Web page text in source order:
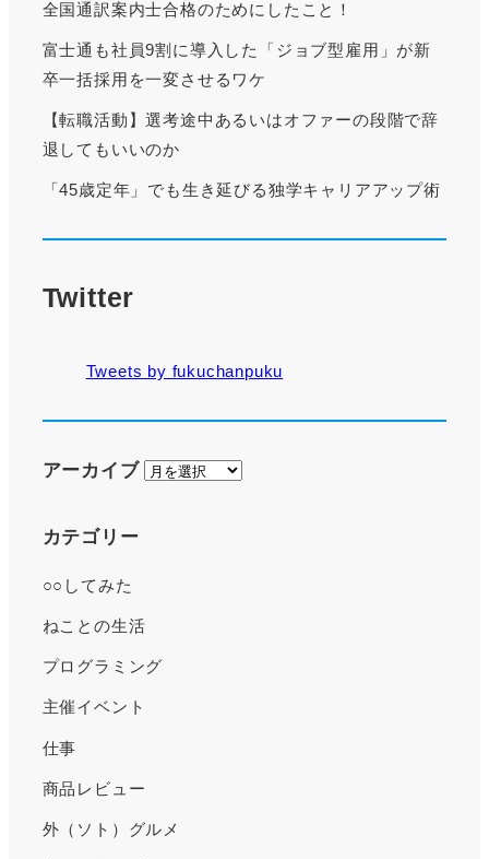
全国通訳案内士合格のためにしたこと！
富士通も社員9割に導入した「ジョブ型雇用」が新
卒一括採用を一変させるワケ
【転職活動】選考途中あるいはオファーの段階で辞
退してもいいのか
「45歳定年」でも生き延びる独学キャリアアップ術
Twitter
Tweets by fukuchanpuku
アーカイブ
ア
カテゴリー
○○してみた
ねことの生活
プログラミング
主催イベント
仕事
商品レビュー
外（ソト）グルメ